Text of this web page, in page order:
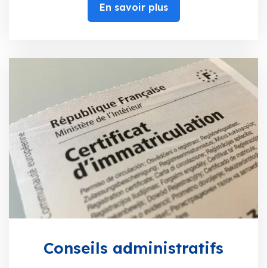
En savoir plus
Conseils administratifs